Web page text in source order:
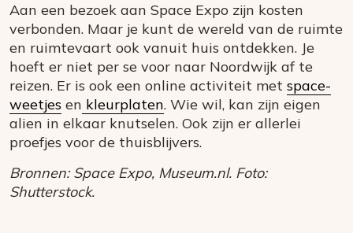
Aan een bezoek aan Space Expo zijn kosten
verbonden. Maar je kunt de wereld van de ruimte
en ruimtevaart ook vanuit huis ontdekken. Je
hoeft er niet per se voor naar Noordwijk af te
reizen. Er is ook een online activiteit met space-
weetjes en kleurplaten. Wie wil, kan zijn eigen
alien in elkaar knutselen. Ook zijn er allerlei
proefjes voor de thuisblijvers.
Bronnen: Space Expo, Museum.nl. Foto:
Shutterstock.